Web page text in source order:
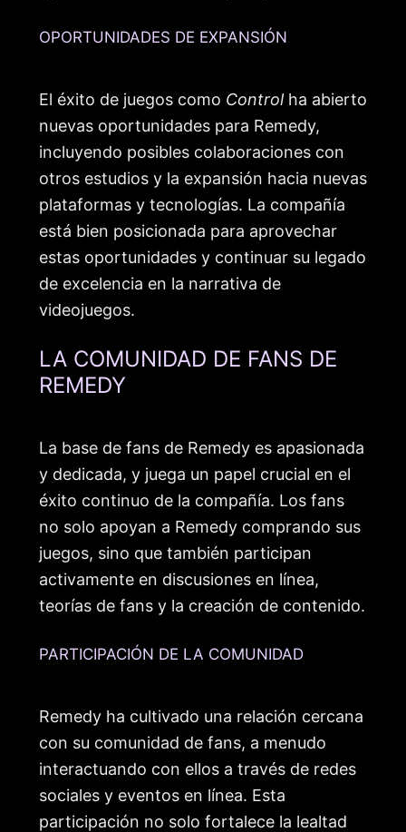
OPORTUNIDADES DE EXPANSIÓN
El éxito de juegos como Controlha abierto
nuevas oportunidades para Remedy,
incluyendo posibles colaboraciones con
otros estudios y la expansión hacia nuevas
plataformas y tecnologías. La compañía
está bien posicionada para aprovechar
estas oportunidades y continuar su legado
de excelencia en la narrativa de
videojuegos.
LA COMUNIDAD DE FANS DE
REMEDY
La base de fans de Remedy es apasionada
y dedicada, y juega un papel crucial en el
éxito continuo de la compañía. Los fans
no solo apoyan a Remedy comprando sus
juegos, sino que también participan
activamente en discusiones en línea,
teorías de fans y la creación de contenido.
PARTICIPACIÓN DE LA COMUNIDAD
Remedy ha cultivado una relación cercana
con su comunidad de fans, a menudo
interactuando con ellos a través de redes
sociales y eventos en línea. Esta
participación no solo fortalece la lealtad